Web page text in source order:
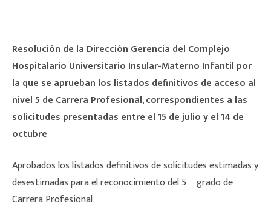
Resolución de la Dirección Gerencia del Complejo
Hospitalario Universitario Insular-Materno Infantil por
la que se aprueban los listados definitivos de acceso al
nivel 5 de Carrera Profesional, correspondientes a las
solicitudes presentadas entre el 15 de julio y el 14 de
octubre
Aprobados los listados definitivos de solicitudes estimadas y
desestimadas para el reconocimiento del 5º grado de
Carrera Profesional